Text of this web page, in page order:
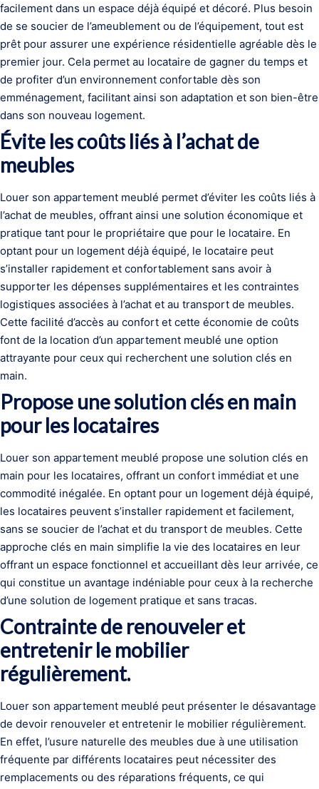
facilement dans un espace déjà équipé et décoré. Plus besoin
de se soucier de l’ameublement ou de l’équipement, tout est
prêt pour assurer une expérience résidentielle agréable dès le
premier jour. Cela permet au locataire de gagner du temps et
de profiter d’un environnement confortable dès son
emménagement, facilitant ainsi son adaptation et son bien-être
dans son nouveau logement.
Évite les coûts liés à l’achat de
meubles
Louer son appartement meublé permet d’éviter les coûts liés à
l’achat de meubles, offrant ainsi une solution économique et
pratique tant pour le propriétaire que pour le locataire. En
optant pour un logement déjà équipé, le locataire peut
s’installer rapidement et confortablement sans avoir à
supporter les dépenses supplémentaires et les contraintes
logistiques associées à l’achat et au transport de meubles.
Cette facilité d’accès au confort et cette économie de coûts
font de la location d’un appartement meublé une option
attrayante pour ceux qui recherchent une solution clés en
main.
Propose une solution clés en main
pour les locataires
Louer son appartement meublé propose une solution clés en
main pour les locataires, offrant un confort immédiat et une
commodité inégalée. En optant pour un logement déjà équipé,
les locataires peuvent s’installer rapidement et facilement,
sans se soucier de l’achat et du transport de meubles. Cette
approche clés en main simplifie la vie des locataires en leur
offrant un espace fonctionnel et accueillant dès leur arrivée, ce
qui constitue un avantage indéniable pour ceux à la recherche
d’une solution de logement pratique et sans tracas.
Contrainte de renouveler et
entretenir le mobilier
régulièrement.
Louer son appartement meublé peut présenter le désavantage
de devoir renouveler et entretenir le mobilier régulièrement.
En effet, l’usure naturelle des meubles due à une utilisation
fréquente par différents locataires peut nécessiter des
remplacements ou des réparations fréquents, ce qui